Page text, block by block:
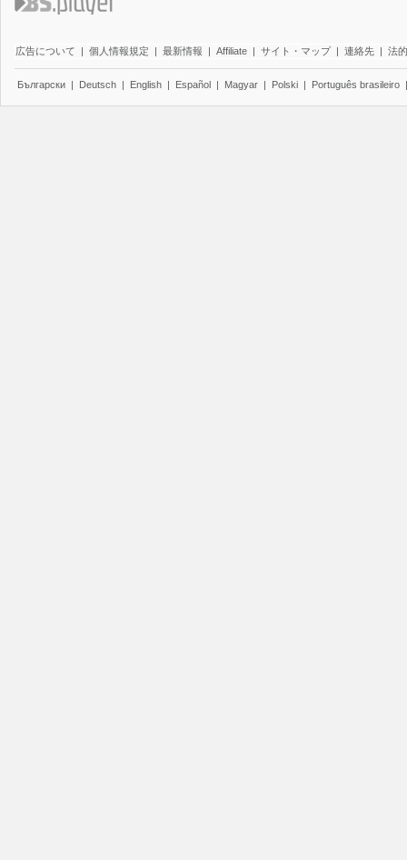
広告について | 個人情報規定 | 最新情報 | Affiliate | サイト・マップ | 連絡先 | 法
Български | Deutsch | English | Español | Magyar | Polski | Português brasileiro